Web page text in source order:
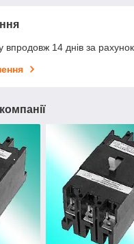
впродовж 14 днів за